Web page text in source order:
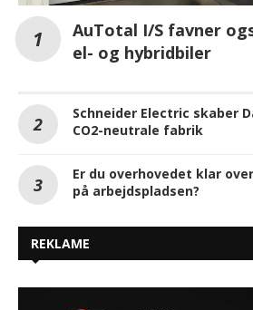
AuTotal I/S favner
el- og hybridbiler
Schneider Electric skaber
CO2-neutrale fabrik
Er du overhovedet klar
på arbejdspladsen?
REKLAME